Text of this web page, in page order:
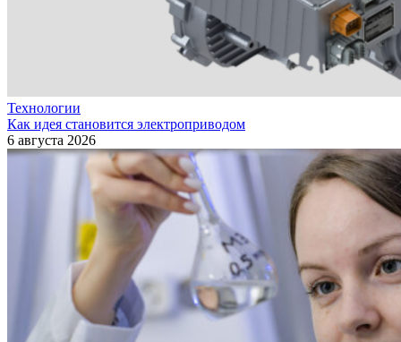
Технологии
Как идея становится электроприводом
6 августа 2026